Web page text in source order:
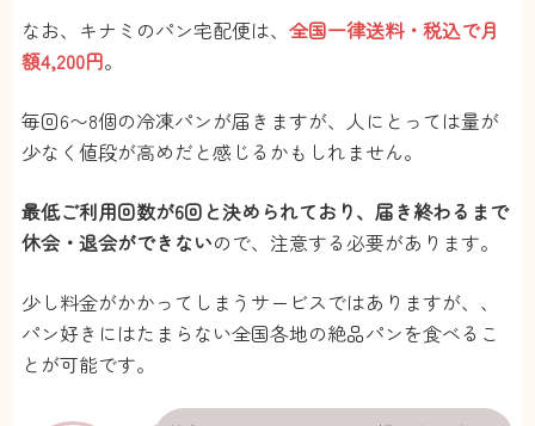
なお、キナミのパン宅配便は、全国一律送料・税込で月
額4,200円。
毎回6〜8個の冷凍パンが届きますが、人にとっては量が
少なく値段が高めだと感じるかもしれません。
最低ご利用回数が6回と決められており、届き終わるまで
休会・退会ができないので、注意する必要があります。
少し料金がかかってしまうサービスではありますが、、
パン好きにはたまらない全国各地の絶品パンを食べるこ
とが可能です。